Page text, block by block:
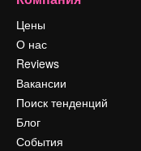
Цены
О нас
Reviews
Вакансии
Поиск тенденций
Блог
События